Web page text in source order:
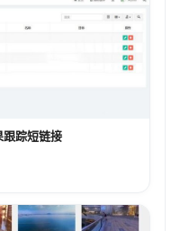
跟踪短链接